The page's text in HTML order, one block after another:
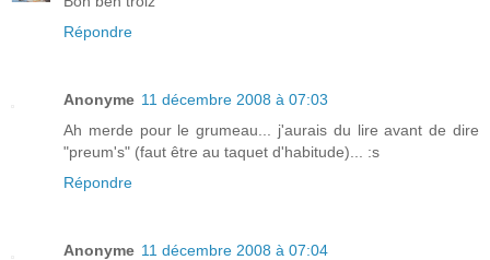
Répondre
Anonyme 11 décembre 2008 à 07:03
Ah merde pour le grumeau... j'aurais du lire avant de dire
"preum's" (faut être au taquet d'habitude)... :s
Répondre
Anonyme 11 décembre 2008 à 07:04